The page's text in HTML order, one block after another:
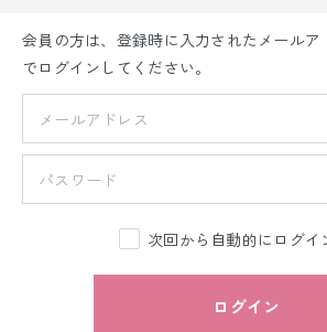
ジュニア着物レンタル
紋付袴レンタル
会員の方は、登録時に入力されたメールア
でログインしてください。
次回から自動的にログイ
ログイン